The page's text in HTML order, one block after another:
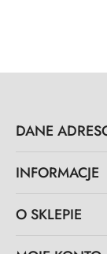
DANE
INFORMACJE
O SKLEPIE